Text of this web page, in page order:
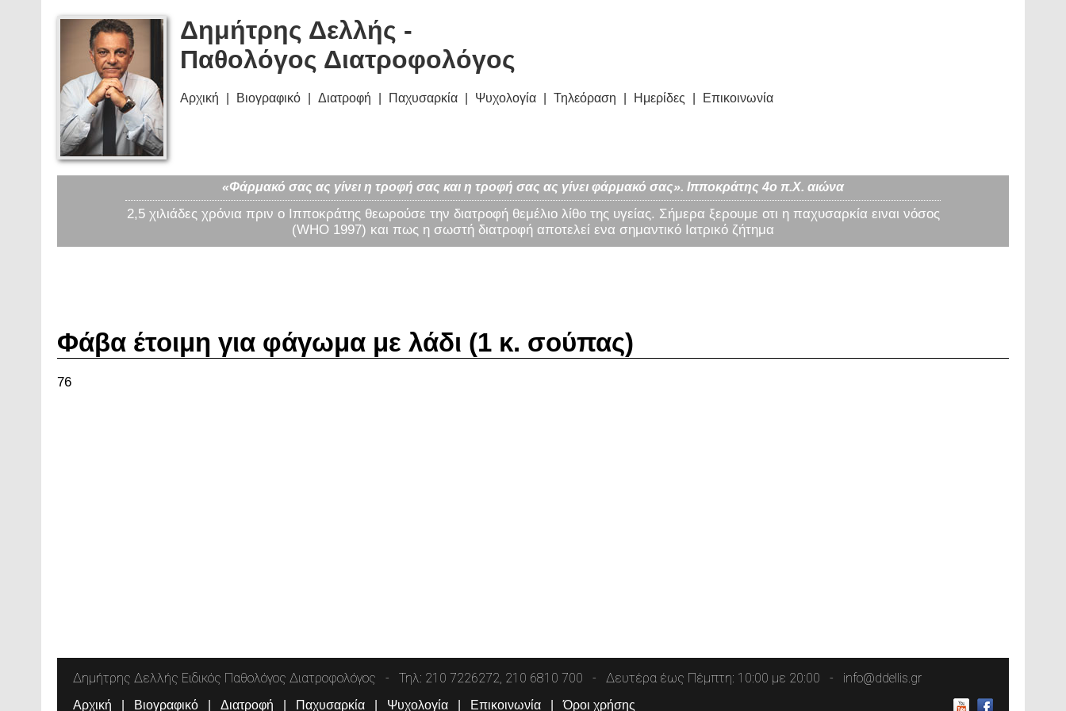
Δημήτρης Δελλής -
Παθολόγος Διατροφολόγος
Αρχική Βιογραφικό Διατροφή Παχυσαρκία Ψυχολογία Τηλεόραση Ημερίδες Επικοινωνία
«Φάρμακό σας ας γίνει η τροφή σας και η τροφή σας ας γίνει φάρμακό σας». Ιπποκράτης 4ο π.Χ. αιώνα
2,5 χιλιάδες χρόνια πριν ο Ιπποκράτης θεωρούσε την διατροφή θεμέλιο λίθο της υγείας. Σήμερα ξερουμε οτι η παχυσαρκία ειναι νόσος
(WHO 1997) και πως η σωστή διατροφή αποτελεί ενα σημαντικό Ιατρικό ζήτημα
Φάβα έτοιμη για φάγωμα με λάδι (1 κ. σούπας)
76
Δημήτρης Δελλής Ειδικός Παθολόγος Διατροφολόγος Τηλ: 210 7226272, 210 6810 700 Δευτέρα έως Πέμπτη: 10:00 με 20:00 info@ddellis.gr
Αρχική Βιογραφικό Διατροφή Παχυσαρκία Ψυχολογία Επικοινωνία Όροι χρήσης